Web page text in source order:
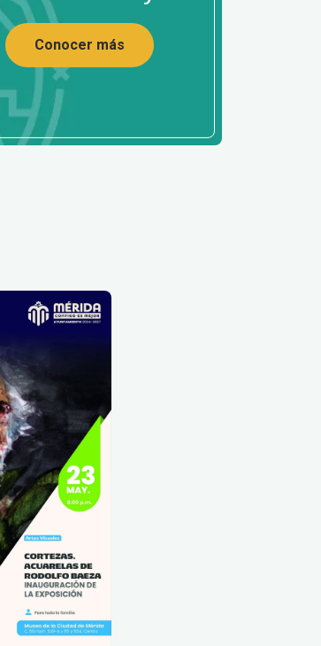
Conocer más